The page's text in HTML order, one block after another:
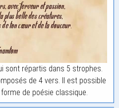
sont répartis dans 5 strophes.
de 4 vers. Il est possible
de poésie classique.